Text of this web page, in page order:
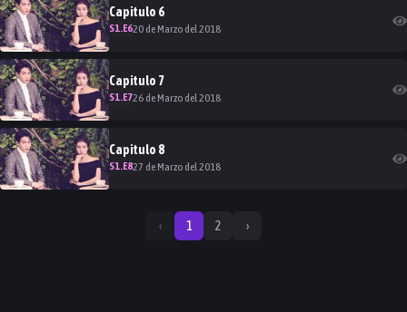
Capitulo 6
S1.E620 de Marzo del 2018
Capitulo 7
S1.E726 de Marzo del 2018
Capitulo 8
S1.E827 de Marzo del 2018
‹ 1 2 ›